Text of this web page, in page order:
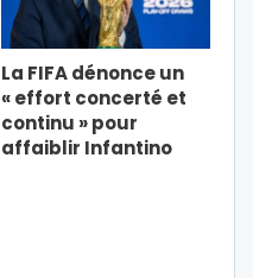
La FIFA dénonce un
« effort concerté et
continu » pour
affaiblir Infantino